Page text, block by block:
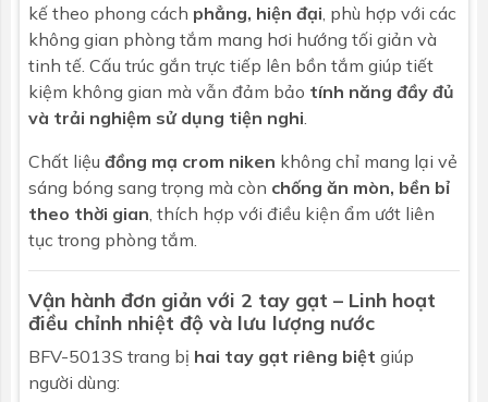
Bảo hành Nhấp để xem chính sách bảo hành
Dây sen
Chất liệu Thép không rỉ
Chiều dài dây
sen
150cm
kế theo phong cách phẳng, hiện đại , phù hợp với các
không gian phòng tắm mang hơi hướng tối giản và
tinh tế. Cấu trúc gắn trực tiếp lên bồn tắm giúp tiết
kiệm không gian mà vẫn đảm bảo tính năng đầy đủ
và trải nghiệm sử dụng tiện nghi
Chất liệu đồng mạ crom niken không chỉ mang lại vẻ
sáng bóng sang trọng mà còn chống ăn mòn, bền bỉ
theo thời gian , thích hợp với điều kiện ẩm ướt liên
tục trong phòng tắm.
Vận hành đơn giản với 2 tay gạt – Linh hoạt
điều chỉnh nhiệt độ và lưu lượng nước
BFV-5013S trang bị hai tay gạt riêng biệt giúp
người dùng: